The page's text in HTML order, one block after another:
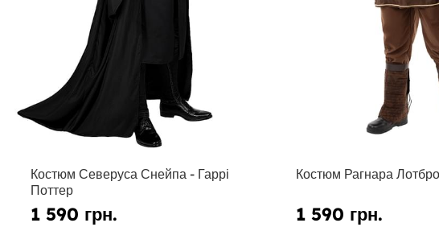
Костюм Северуса Снейпа - Гаррі
Поттер
1 590 грн.
Костюм Рагнара
1 590 грн.